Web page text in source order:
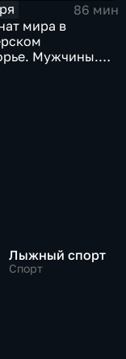
86 мин
мира в
Мужчины.
Лыжный спорт
Спорт